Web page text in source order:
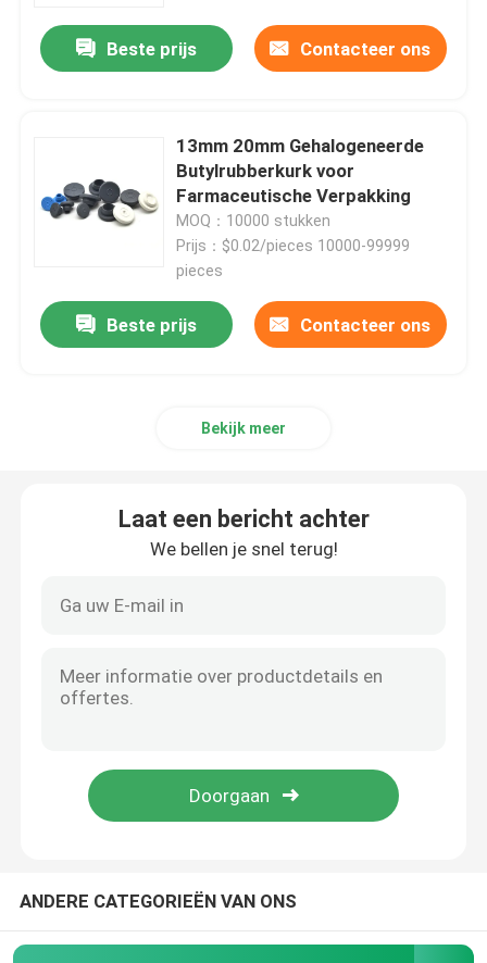
Beste prijs Contacteer ons
13mm 20mm Gehalogeneerde
Butylrubberkurk voor
Farmaceutische Verpakking
MOQ：10000 stukken
Prijs：$0.02/pieces 10000-99999
pieces
Beste prijs Contacteer ons
Bekijk meer
Laat een bericht achter
We bellen je snel terug!
ANDERE CATEGORIEËN VAN ONS